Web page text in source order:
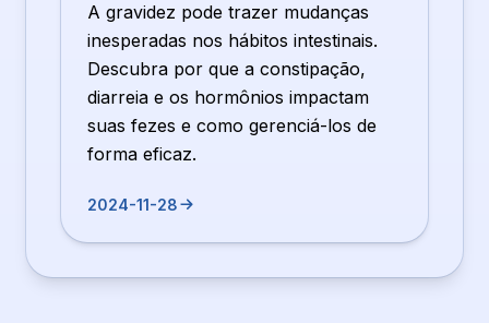
A gravidez pode trazer mudanças
inesperadas nos hábitos intestinais.
Descubra por que a constipação,
diarreia e os hormônios impactam
suas fezes e como gerenciá-los de
forma eficaz.
2024-11-28